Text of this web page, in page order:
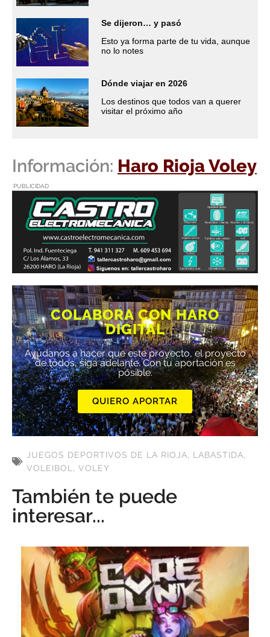
Se dijeron… y pasó
Esto ya forma parte de tu vida, aunque
no lo notes
Dónde viajar en 2026
Los destinos que todos van a querer
visitar el próximo año
Información: Haro Rioja Voley
PUBLICIDAD
COLABORA CON HARO
DIGITAL
Ayúdanos a hacer que este proyecto, el proyecto
de todos, siga adelante. Con tu aportación es
posible.
QUIERO APORTAR
JUEGOS DEPORTIVOS DE LA RIOJA, LABASTIDA,
VOLEIBOL , VOLEY
También te puede
interesar...